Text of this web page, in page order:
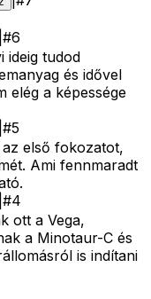
#6
ideig tudod
és idővel
elég a képessége
#5
első fokozatot,
Ami fennmaradt
#4
ott a Vega,
a Minotaur-C és
is indítani